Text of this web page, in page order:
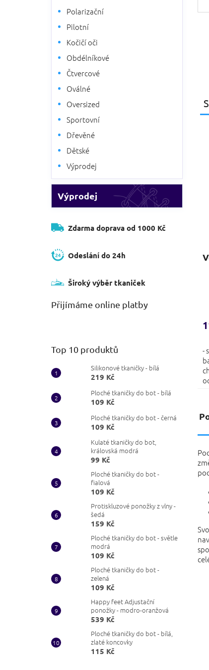
Polarizační
Pilotní
Kočičí oči
Obdélníkové
Čtvercové
Oválné
Oversized
Sportovní
Dřevěné
Dětské
Výprodej
Výprodej
Zdarma doprava od 1000 Kč
Odeslání do 24h
Široký výběr tkaniček
Přijímáme online platby
Top 10 produktů
Silikonové tkaničky - bílá
219 Kč
Ploché tkaničky do bot - bílá
109 Kč
Ploché tkaničky do bot - černá
109 Kč
Kulaté tkaničky do bot,
královská modrá
99 Kč
Ploché tkaničky do bot -
fialová
109 Kč
Protiskluzové ponožky z vlny -
šedá
159 Kč
Ploché tkaničky do bot - světle
modrá
109 Kč
Ploché tkaničky do bot -
zelená
109 Kč
Happy feet Adjustační
ponožky - modro-oranžová
539 Kč
Ploché tkaničky do bot - bílá,
zlaté koncovky
115 Kč
-